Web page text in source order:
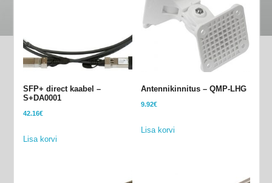
SFP+ direct kaabel –
S+DA0001
42.16€
Lisa korvi
Antennikinnitus – QMP-LHG
9.92€
Lisa korvi